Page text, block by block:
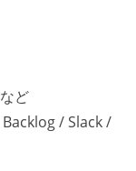
ど
/ Slack /